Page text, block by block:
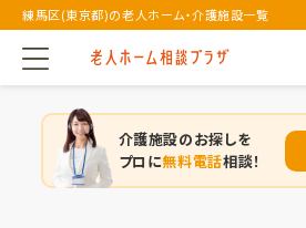
練馬区(東京都)の老人ホーム・介護施設一覧
介護施設のお探しを
プロに無料電話相談！